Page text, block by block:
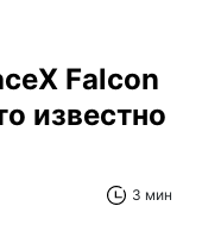
Falcon
известно
3 мин